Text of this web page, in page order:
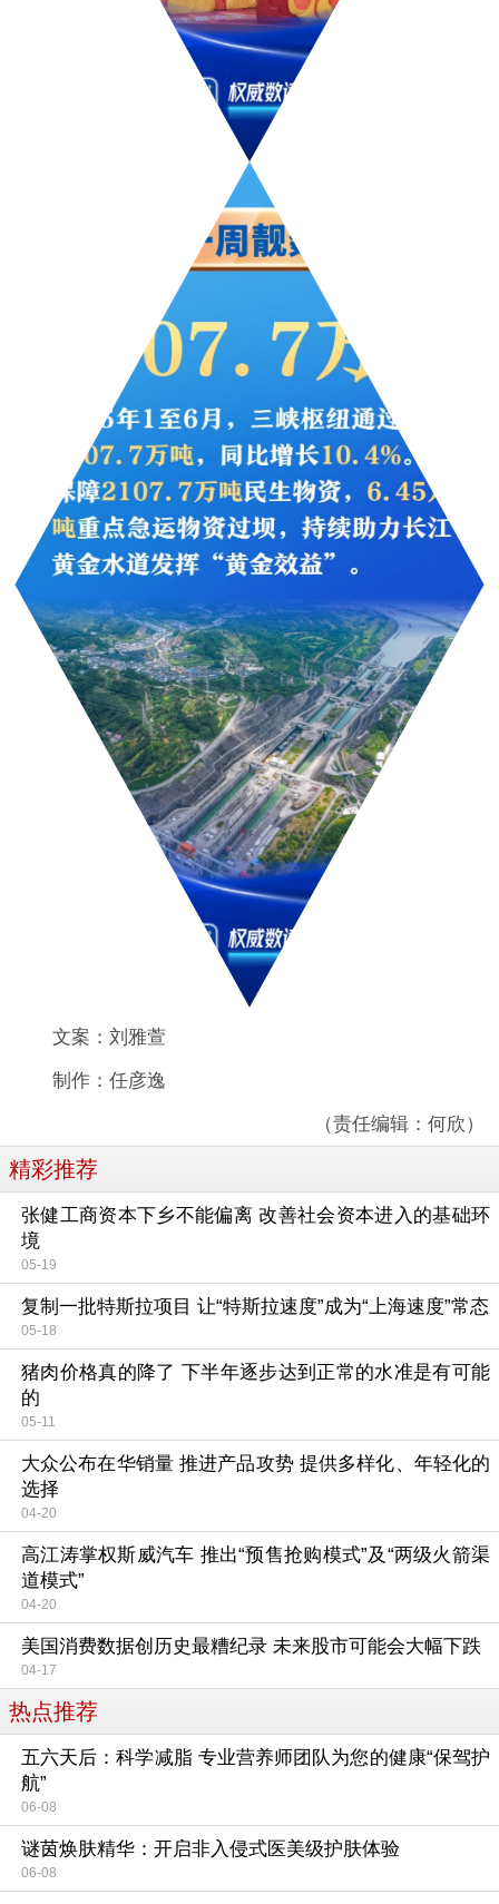
文案：刘雅萱
制作：任彦逸
（责任编辑：何欣）
精彩推荐
张健工商资本下乡不能偏离 改善社会资本进入的基础环
境
05-19
复制一批特斯拉项目 让“特斯拉速度”成为“上海速度”常态
05-18
猪肉价格真的降了 下半年逐步达到正常的水准是有可能
的
05-11
大众公布在华销量 推进产品攻势 提供多样化、年轻化的
选择
04-20
高江涛掌权斯威汽车 推出“预售抢购模式”及“两级火箭渠
道模式”
04-20
美国消费数据创历史最糟纪录 未来股市可能会大幅下跌
04-17
热点推荐
五六天后：科学减脂 专业营养师团队为您的健康“保驾护
航”
06-08
谜茵焕肤精华：开启非入侵式医美级护肤体验
06-08